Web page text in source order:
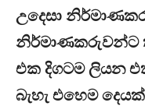
උදෙසා
නිර්මාණකරුවන්ට
එක දිගටම ලියන
බැහැ එහෙම